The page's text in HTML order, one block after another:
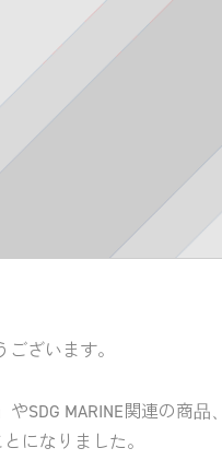
ざいます。
SDG MARINE関連の商
になりました。